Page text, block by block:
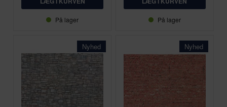
På lager På lager
Nyhed Nyhed